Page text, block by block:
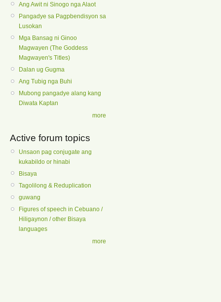
Ang Awit ni Sinogo nga Alaot
Pangadye sa Pagpbendisyon sa
Lusokan
Mga Bansag ni Ginoo
Magwayen (The Goddess
Magwayen's Titles)
Dalan ug Gugma
Ang Tubig nga Buhi
Mubong pangadye alang kang
Diwata Kaptan
more
Active forum topics
Unsaon pag conjugate ang
kukabildo or hinabi
Bisaya
Tagolilong & Reduplication
guwang
Figures of speech in Cebuano /
Hiligaynon / other Bisaya
languages
more